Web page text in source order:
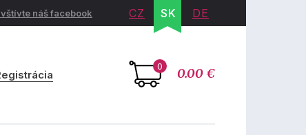
náš facebook CZ SK DE
0 0.00 €